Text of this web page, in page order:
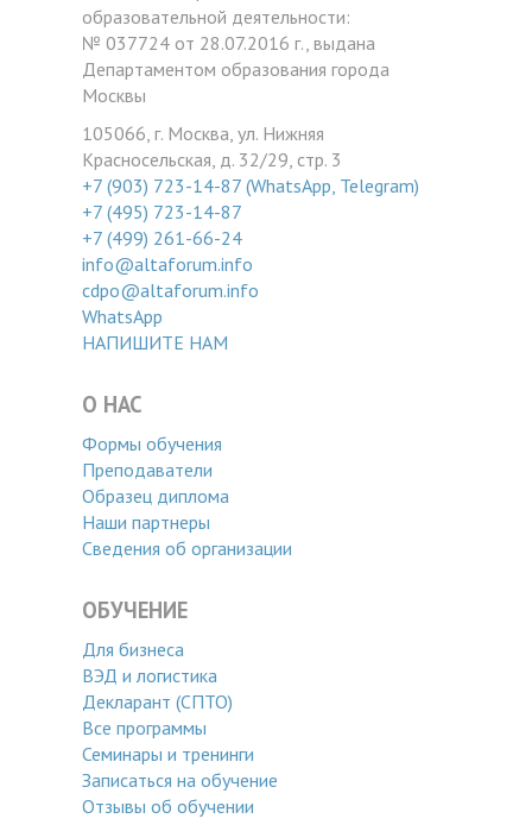
образовательной деятельности:
№ 037724 от 28.07.2016 г., выдана
Департаментом образования города
Москвы
105066, г. Москва, ул. Нижняя
Красносельская, д. 32/29, стр. 3
+7 (903) 723-14-87 (WhatsApp, Telegram)
+7 (495) 723-14-87
+7 (499) 261-66-24
info@altaforum.info
cdpo@altaforum.info
WhatsApp
НАПИШИТЕ НАМ
О НАС
Формы обучения
Преподаватели
Образец диплома
Наши партнеры
Сведения об организации
ОБУЧЕНИЕ
Для бизнеса
ВЭД и логистика
Декларант (СПТО)
Все программы
Семинары и тренинги
Записаться на обучение
Отзывы об обучении